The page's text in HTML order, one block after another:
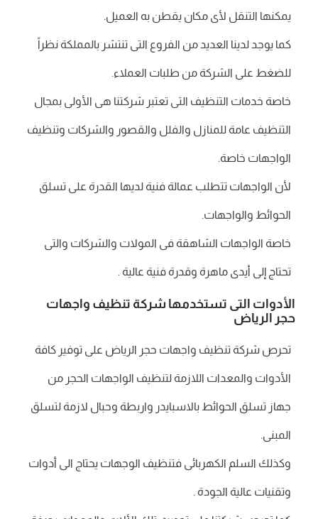
يمكنها التنقل لأى مكان يقطن به العميل.
كما يوجد لدينا العديد من الفروع التى تنتشر بالمملكة نظراً
للضغط على الشركة من طلبات العملاء.
خاصة خدمات التنظيف التى تعتبر شركتنا هى الأولى بمجال
التنظيف عامة للمنازل والفلل والقصور والشركات وتنظيف
الواجهات خاصة.
لأن الواجهات تتطلب عمالة فنية لديها القدرة على تسلق
الحوائط والواجهات.
خاصة الواجهات الشاهقة فى المولات والشركات والتى
تحتاج إلى أيدى ماهرة وقدرة فنية عالية .
الأدوات التى تستخدمها شركة تنظيف واجهات
حجر الرياض
تحرص شركة تنظيف واجهات حجر الرياض على توفير كافة
الأدوات والمعدات اللازمة لتنظيف الواجهات الحجر من
جهاز تسلق الحوائط بالاسبايدر واربطة وحبال لازمة لتسلق
المبنى.
وكذلك السلم الكهربائى فتنظيف الوجهات يحتاج الى أدوات
وتقنيات عالية الجودة .